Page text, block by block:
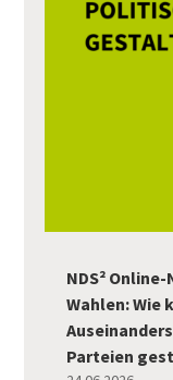
NDS²
Wahlen: Wie
Parteien